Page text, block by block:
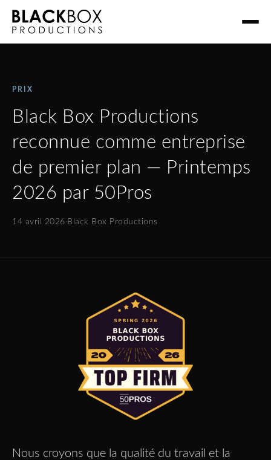
PRIX
Black Box Productions
reconnue comme entreprise
de premier plan — Printemps
2026 par 50Pros
14 avril 2026· Black Box Productions
Nous croyons que la qualité du travail et la